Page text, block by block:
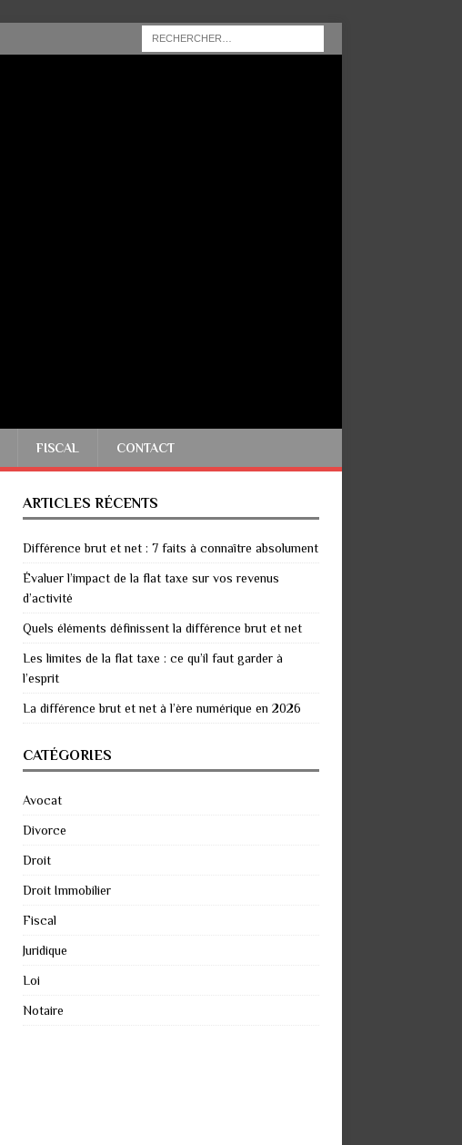
FISCAL CONTACT
ARTICLES RÉCENTS
Différence brut et net : 7 faits à connaître absolument
Évaluer l’impact de la flat taxe sur vos revenus
d’activité
Quels éléments définissent la différence brut et net
Les limites de la flat taxe : ce qu’il faut garder à
l’esprit
La différence brut et net à l’ère numérique en 2026
CATÉGORIES
Avocat
Divorce
Droit
Droit Immobilier
Fiscal
Juridique
Loi
Notaire